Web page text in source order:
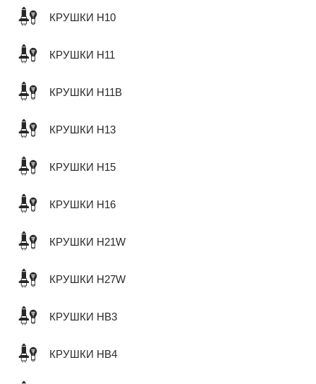
КРУШКИ H10
КРУШКИ H11
КРУШКИ H11B
КРУШКИ H13
КРУШКИ H15
КРУШКИ H16
КРУШКИ H21W
КРУШКИ H27W
КРУШКИ HB3
КРУШКИ HB4